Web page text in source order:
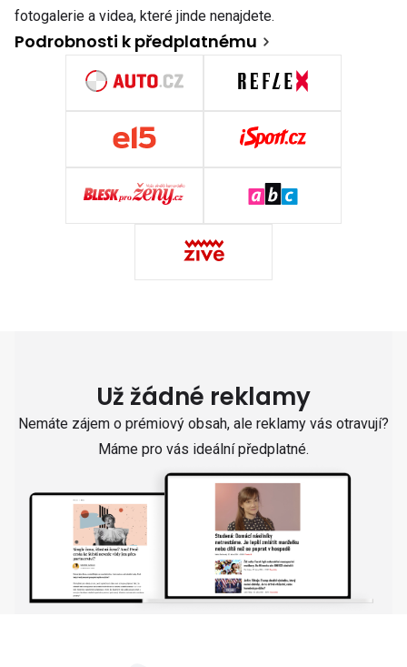
fotogalerie a videa, které jinde nenajdete.
Podrobnosti k předplatnému
Už žádné reklamy
Nemáte zájem o prémiový obsah, ale reklamy vás otravují?
Máme pro vás ideální předplatné.